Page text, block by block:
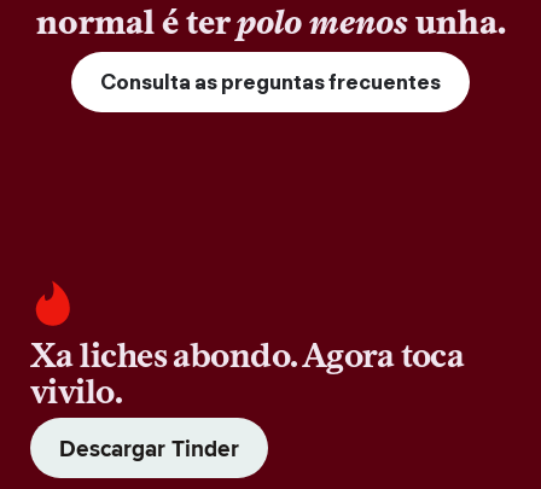
normal é terpolo menosunha.
Consulta as preguntas frecuentes
Xa liches abondo. Agora toca
vivilo.
Descargar Tinder